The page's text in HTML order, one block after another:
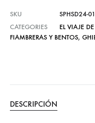
SKU
SPHSD24-
CATEGORIES
EL VIAJE
FIAMBRERAS Y BENTOS,
DESCRIPCIÓN